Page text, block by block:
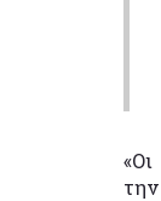
«Οι